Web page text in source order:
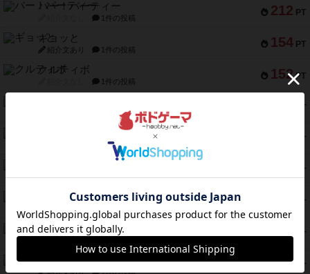
212 PT
バー！パーティー
1件の投稿
154 PT
ギョッと
紹介文あり 1件の投稿
152 PT
クルティボ
1件の投稿
PT
1件の投稿
PT
ドブル：ポケットモンスター
4件の投稿
PT
紹介文なし 5件の投稿
PT
ファースト・イン・フライト
88 PT
ダイススローン
80 PT
ガルフストライク
紹介文あり 1件の投稿